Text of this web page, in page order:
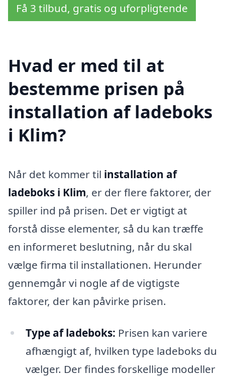
Få 3 tilbud, gratis og uforpligtende
Hvad er med til at
bestemme prisen på
installation af ladeboks
i Klim?
Når det kommer til installation af
ladeboks i Klim, er der flere faktorer, der
spiller ind på prisen. Det er vigtigt at
forstå disse elementer, så du kan træffe
en informeret beslutning, når du skal
vælge firma til installationen. Herunder
gennemgår vi nogle af de vigtigste
faktorer, der kan påvirke prisen.
Type af ladeboks: Prisen kan variere
afhængigt af, hvilken type ladeboks du
vælger. Der findes forskellige modeller